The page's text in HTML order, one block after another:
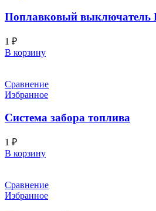
Поплавковый выключатель
1 ₽
В корзину
Сравнение
Избранное
Система забора топлива
1 ₽
В корзину
Сравнение
Избранное